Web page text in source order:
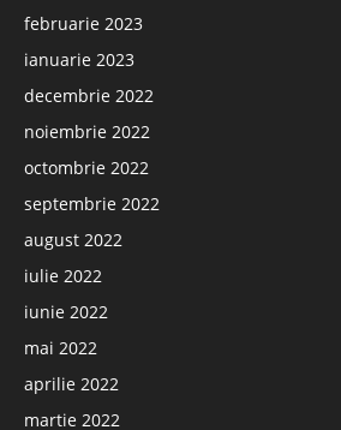
februarie 2023
ianuarie 2023
decembrie 2022
noiembrie 2022
octombrie 2022
septembrie 2022
august 2022
iulie 2022
iunie 2022
mai 2022
aprilie 2022
martie 2022